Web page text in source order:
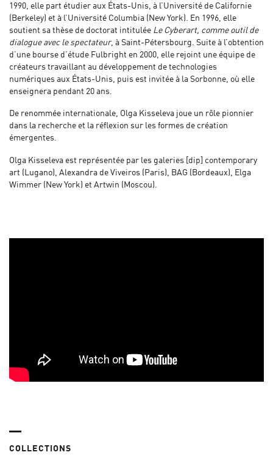
1990, elle part étudier aux États-Unis, à l’Université de Californie
(Berkeley) et à l’Université Columbia (New York). En 1996, elle
soutient sa thèse de doctorat intitulée Le Cyberart, comme outil de
dialogue avec le spectateur, à Saint-Pétersbourg. Suite à l’obtention
d’une bourse d’étude Fulbright en 2000, elle rejoint une équipe de
créateurs travaillant au développement de technologies
numériques aux États-Unis, puis est invitée à la Sorbonne, où elle
enseignera pendant 20 ans.
De renommée internationale, Olga Kisseleva joue un rôle pionnier
dans la recherche et la réflexion sur les formes de création
émergentes.
Olga Kisseleva est représentée par les galeries [dip] contemporary
art (Lugano), Alexandra de Viveiros (Paris), BAG (Bordeaux), Elga
Wimmer (New York) et Artwin (Moscou).
COLLECTIONS